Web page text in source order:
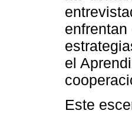
el
Este